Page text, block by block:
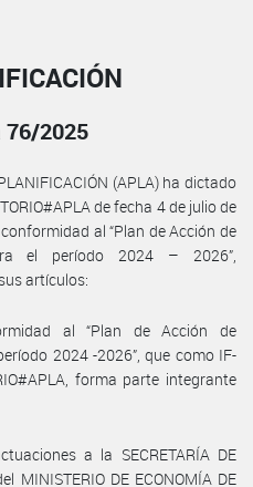
76/2025
(APLA) ha dictado
de fecha 4 de julio de
al “Plan de Acción de
el período 2024 – 2026”,
artículos:
al “Plan de Acción de
2024 -2026”, que como IF-
forma parte integrante
a la SECRETARÍA DE
MINISTERIO DE ECONOMÍA DE